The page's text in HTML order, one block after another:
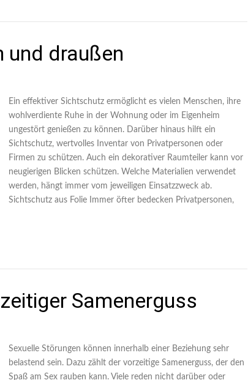
und draußen
Ein effektiver Sichtschutz ermöglicht es vielen Menschen, ihre
wohlverdiente Ruhe in der Wohnung oder im Eigenheim
ungestört genießen zu können. Darüber hinaus hilft ein
Sichtschutz, wertvolles Inventar von Privatpersonen oder
Firmen zu schützen. Auch ein dekorativer Raumteiler kann vor
neugierigen Blicken schützen. Welche Materialien verwendet
werden, hängt immer vom jeweiligen Einsatzzweck ab.
Sichtschutz aus Folie Immer öfter bedecken Privatpersonen,
Samenerguss
Sexuelle Störungen können innerhalb einer Beziehung sehr
belastend sein. Dazu zählt der vorzeitige Samenerguss, der den
Spaß am Sex rauben kann. Viele reden nicht darüber oder